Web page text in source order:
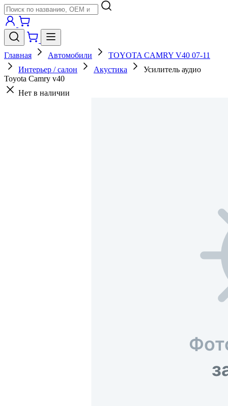
Главная Автомобили
TOYOTA CAMRY V40 07-11
Интерьер / салон
Акустика
Усилитель аудио
Toyota Camry v40
Нет в наличии